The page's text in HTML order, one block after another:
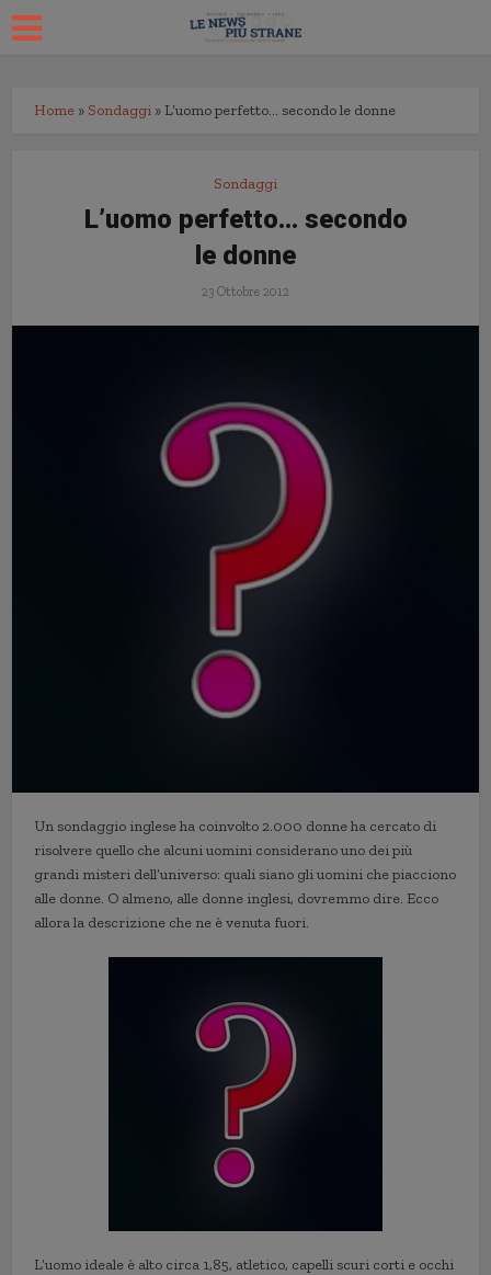
Home » Sondaggi » L’uomo perfetto… secondo le donne
Sondaggi
L’uomo perfetto… secondo
le donne
23 Ottobre 2012
Un sondaggio inglese ha coinvolto 2.000 donne ha cercato di
risolvere quello che alcuni uomini considerano uno dei più
grandi misteri dell’universo: quali siano gli uomini che piacciono
alle donne. O almeno, alle donne inglesi, dovremmo dire. Ecco
allora la descrizione che ne è venuta fuori.
L’uomo ideale è alto circa 1,85, atletico, capelli scuri corti e occhi